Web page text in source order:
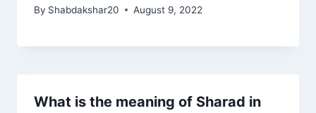
By Shabdakshar20 August 9, 2022
What is the meaning of Sharad in